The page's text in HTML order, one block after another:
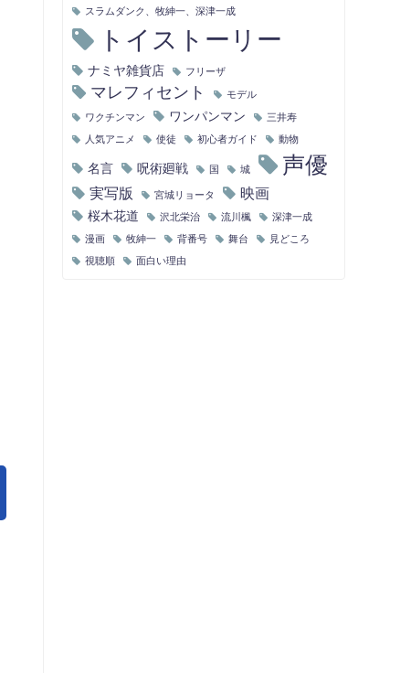
スラムダンク、牧紳一、深津一成
トイストーリー
ナミヤ雑貨店 フリーザ
マレフィセント モデル
ワクチンマン ワンパンマン 三井寿
人気アニメ 使徒 初心者ガイド 動物
名言 呪術廻戦 国 城 声優
実写版 宮城リョータ 映画
桜木花道 沢北栄治 流川楓 深津一成
漫画 牧紳一 背番号 舞台 見どころ
視聴順 面白い理由